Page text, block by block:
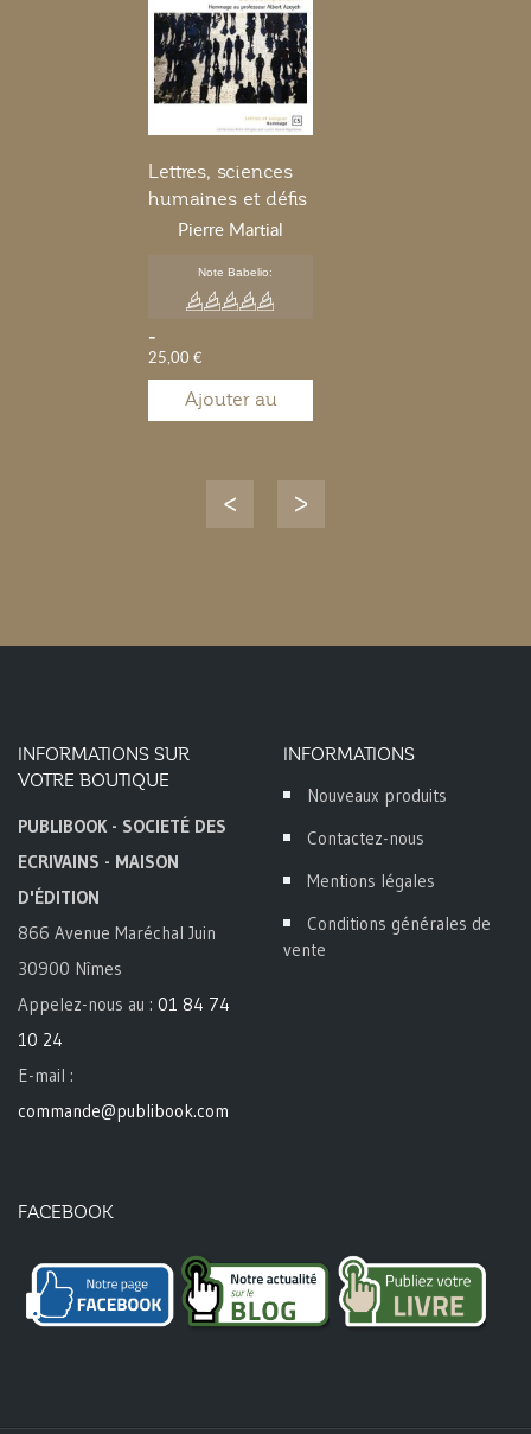
Lettres, sciences
humaines et défis
contemporain
Pierre Martial
Note Babelio:
-
25,00 €
Ajouter au
INFORMATIONS SUR
VOTRE BOUTIQUE
PUBLIBOOK - SOCIETÉ DES
ECRIVAINS - MAISON
D'ÉDITION
866 Avenue Maréchal Juin
30900 Nîmes
Appelez-nous au : 01 84 74
10 24
E-mail :
commande@publibook.com
INFORMATIONS
Nouveaux produits
Contactez-nous
Mentions légales
Conditions générales de
vente
FACEBOOK